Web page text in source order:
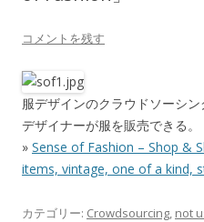
コメントを残す
服デザインのクラウドソーシ
デザイナーが服を販売できる。
» Sense of Fashion – Shop &
items, vintage, one of a kind,
カテゴリー: Crowdsourcing, not